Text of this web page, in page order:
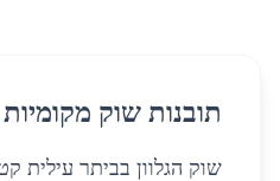
תובנות שוק מקומיות
שוק הגלוון בביתר עילית